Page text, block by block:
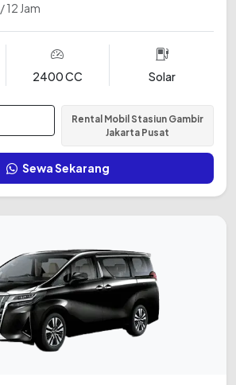
/ 12 Jam
2400 CC Solar
Rental Mobil Stasiun Gambir
Jakarta Pusat
Sewa Sekarang